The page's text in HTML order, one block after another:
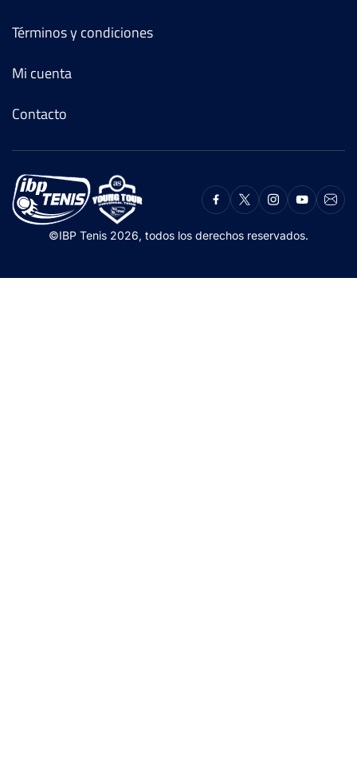
Términos y condiciones
Mi cuenta
Contacto
©IBP Tenis 2026, todos los derechos reservados.